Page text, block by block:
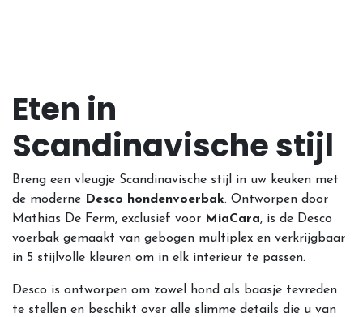
Eten in
Scandinavische stijl
Breng een vleugje Scandinavische stijl in uw keuken met
de moderne Desco hondenvoerbak. Ontworpen door
Mathias De Ferm, exclusief voor MiaCara, is de Desco
voerbak gemaakt van gebogen multiplex en verkrijgbaar
in 5 stijlvolle kleuren om in elk interieur te passen.
Desco is ontworpen om zowel hond als baasje tevreden
te stellen en beschikt over alle slimme details die u van